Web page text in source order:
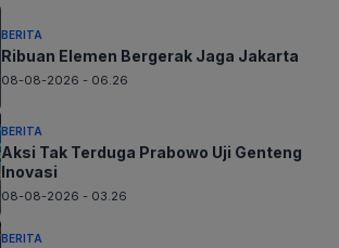
BERITA
Ribuan Elemen Bergerak Jaga Jakarta
08-08-2026 - 06.26
BERITA
Aksi Tak Terduga Prabowo Uji Genteng
Inovasi
08-08-2026 - 03.26
BERITA